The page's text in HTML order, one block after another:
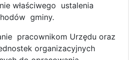
właściwego ustalenia
gminy.
pracownikom Urzędu oraz
organizacyjnych